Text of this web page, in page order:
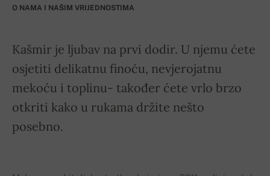
O NAMA I NAŠIM VRIJEDNOSTIMA
Kašmir je ljubav na prvi dodir. U njemu ćete
osjetiti delikatnu finoću, nevjerojatnu
mekoću i toplinu- također ćete vrlo brzo
otkriti kako u rukama držite nešto
posebno.